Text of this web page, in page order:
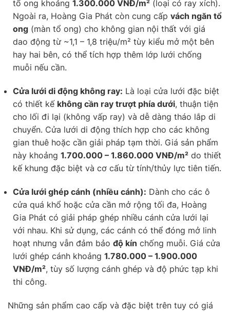
tổ ong khoảng 1.300.000 VNĐ/m² (loại có ray xích).
Ngoài ra, Hoàng Gia Phát còn cung cấp vách ngăn tổ
ong (màn tổ ong) cho không gian nội thất với giá
dao động từ ~1,1 – 1,8 triệu/m² tùy kiểu mở một bên
hay hai bên, có thể tích hợp thêm lớp lưới chống
muỗi nếu cần.
Cửa lưới di động không ray: Là loại cửa lưới đặc biệt
có thiết kế không cần ray trượt phía dưới, thuận tiện
cho lối đi lại (không vấp ray) và dễ dàng tháo lắp di
chuyển. Cửa lưới di động thích hợp cho các không
gian thuê hoặc cần giải pháp tạm thời. Giá sản phẩm
này khoảng 1.700.000 – 1.860.000 VNĐ/m² do thiết
kế khung đặc biệt và cơ cấu từ tính/thủy lực tiên tiến.
Cửa lưới ghép cánh (nhiều cánh): Dành cho các ô
cửa quá khổ hoặc cửa cần mở rộng tối đa, Hoàng
Gia Phát có giải pháp ghép nhiều cánh cửa lưới lại
với nhau. Khi sử dụng, các cánh có thể đóng mở linh
hoạt nhưng vẫn đảm bảo độ kín chống muỗi. Giá cửa
lưới ghép cánh khoảng 1.780.000 – 1.900.000
VNĐ/m², tùy số lượng cánh ghép và độ phức tạp khi
thi công.
Những sản phẩm cao cấp và đặc biệt trên tuy có giá